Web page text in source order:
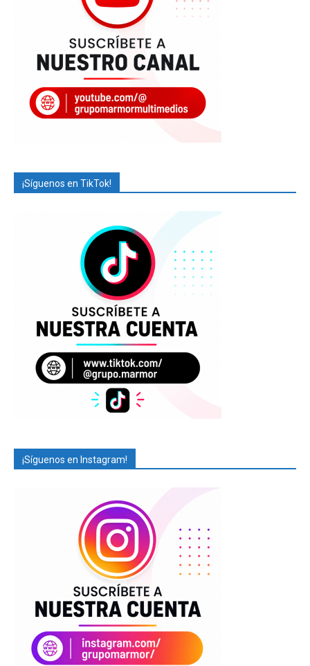
¡Síguenos en TikTok!
¡Síguenos en Instagram!